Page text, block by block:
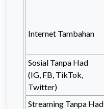
Internet Tambahan
Sosial Tanpa Had
(IG, FB, TikTok,
Twitter)
Streaming Tanpa Had